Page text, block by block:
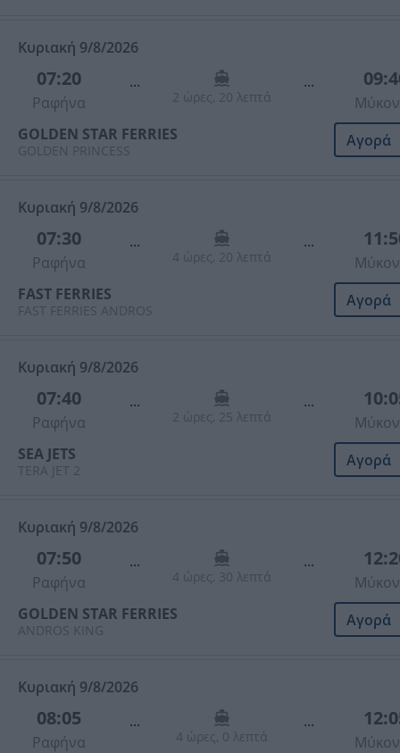
Κυριακή 9/8/2026
07:20
Ραφήνα
...
2 ώρες, 20 λεπτά
...
GOLDEN STAR FERRIES
GOLDEN PRINCESS
Αγορά
Κυριακή 9/8/2026
07:30
Ραφήνα
...
4 ώρες, 20 λεπτά
...
FAST FERRIES
FAST FERRIES ANDROS
Αγορά
Κυριακή 9/8/2026
07:40
Ραφήνα
...
2 ώρες, 25 λεπτά
...
SEA JETS
TERA JET 2
Αγορά
Κυριακή 9/8/2026
07:50
Ραφήνα
...
4 ώρες, 30 λεπτά
...
GOLDEN STAR FERRIES
ANDROS KING
Αγορά
Κυριακή 9/8/2026
08:05
Ραφήνα
...
4 ώρες, 0 λεπτά
...